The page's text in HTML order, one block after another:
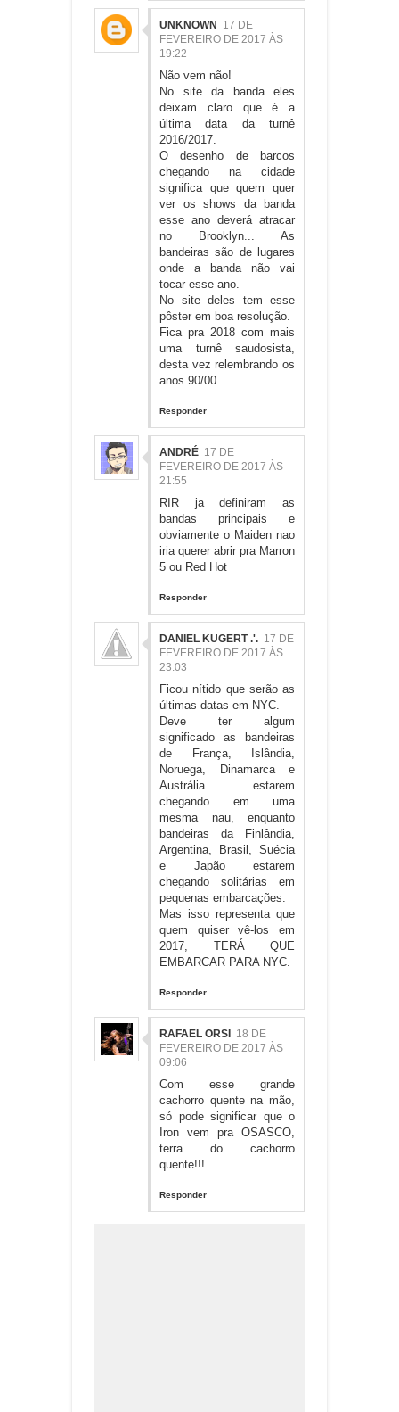
UNKNOWN 17 DE
FEVEREIRO DE 2017 ÀS
19:22
Não vem não!
No site da banda eles
deixam claro que é a
última data da turnê
2016/2017.
O desenho de barcos
chegando na cidade
significa que quem quer
ver os shows da banda
esse ano deverá atracar
no Brooklyn... As
bandeiras são de lugares
onde a banda não vai
tocar esse ano.
No site deles tem esse
pôster em boa resolução.
Fica pra 2018 com mais
uma turnê saudosista,
desta vez relembrando os
anos 90/00.
Responder
ANDRÉ 17 DE
FEVEREIRO DE 2017 ÀS
21:55
RIR ja definiram as
bandas principais e
obviamente o Maiden nao
iria querer abrir pra Marron
5 ou Red Hot
Responder
DANIEL KUGERT .'. 17 DE
FEVEREIRO DE 2017 ÀS
23:03
Ficou nítido que serão as
últimas datas em NYC.
Deve ter algum
significado as bandeiras
de França, Islândia,
Noruega, Dinamarca e
Austrália estarem
chegando em uma
mesma nau, enquanto
bandeiras da Finlândia,
Argentina, Brasil, Suécia
e Japão estarem
chegando solitárias em
pequenas embarcações.
Mas isso representa que
quem quiser vê-los em
2017, TERÁ QUE
EMBARCAR PARA NYC.
Responder
RAFAEL ORSI 18 DE
FEVEREIRO DE 2017 ÀS
09:06
Com esse grande
cachorro quente na mão,
só pode significar que o
Iron vem pra OSASCO,
terra do cachorro
quente!!!
Responder